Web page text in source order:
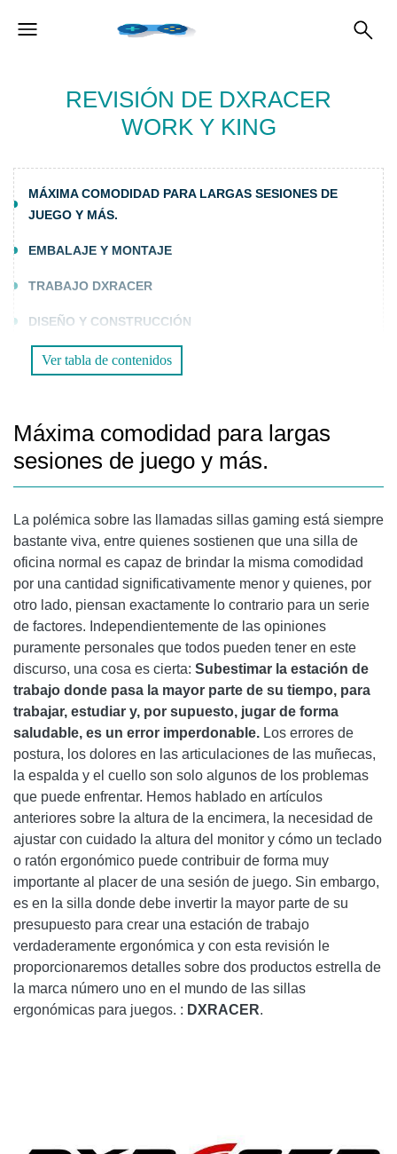
REVISIÓN DE DXRACER
WORK Y KING
MÁXIMA COMODIDAD PARA LARGAS SESIONES DE
JUEGO Y MÁS.
EMBALAJE Y MONTAJE
TRABAJO DXRACER
DISEÑO Y CONSTRUCCIÓN
DXRACER REY
COMENTARIO FINAL
SERIE DXRACER WORK
Ver tabla de contenidos
Máxima comodidad para largas
sesiones de juego y más.
La polémica sobre las llamadas sillas gaming está siempre
bastante viva, entre quienes sostienen que una silla de
oficina normal es capaz de brindar la misma comodidad
por una cantidad significativamente menor y quienes, por
otro lado, piensan exactamente lo contrario para un serie
de factores. Independientemente de las opiniones
puramente personales que todos pueden tener en este
discurso, una cosa es cierta: Subestimar la estación de
trabajo donde pasa la mayor parte de su tiempo, para
trabajar, estudiar y, por supuesto, jugar de forma
saludable, es un error imperdonable. Los errores de
postura, los dolores en las articulaciones de las muñecas,
la espalda y el cuello son solo algunos de los problemas
que puede enfrentar. Hemos hablado en artículos
anteriores sobre la altura de la encimera, la necesidad de
ajustar con cuidado la altura del monitor y cómo un teclado
o ratón ergonómico puede contribuir de forma muy
importante al placer de una sesión de juego. Sin embargo,
es en la silla donde debe invertir la mayor parte de su
presupuesto para crear una estación de trabajo
verdaderamente ergonómica y con esta revisión le
proporcionaremos detalles sobre dos productos estrella de
la marca número uno en el mundo de las sillas
ergonómicas para juegos. : DXRACER.